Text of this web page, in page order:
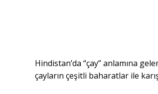
Hindistan’da “çay” anlamına
çayların çeşitli baharatlar ile